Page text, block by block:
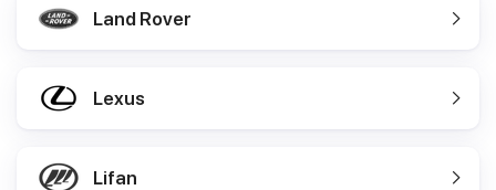
Land Rover
Lexus
Lifan